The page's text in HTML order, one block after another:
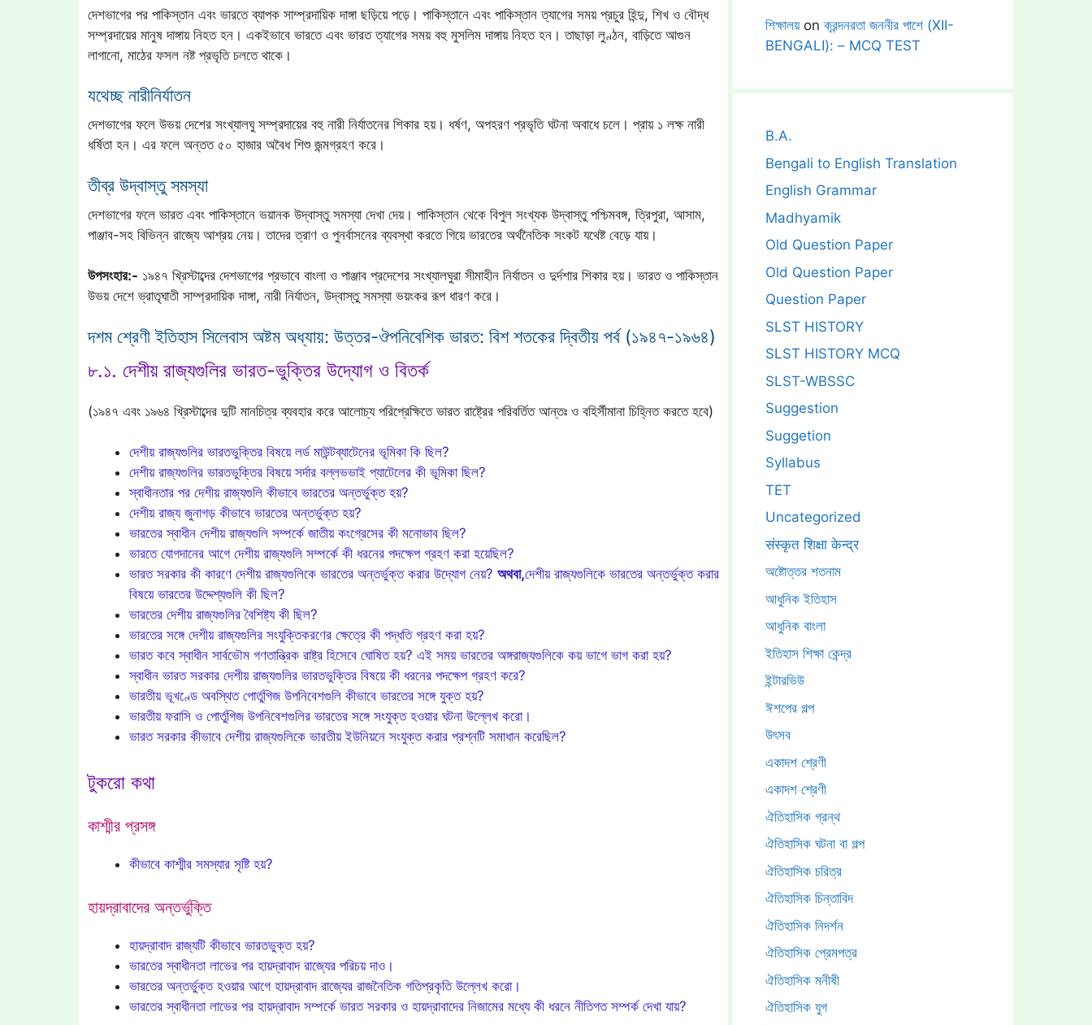
দেশভাগের পর পাকিস্তান এবং ভারতে ব্যাপক সাম্প্রদায়িক দাঙ্গা ছড়িয়ে পড়ে। পাকিস্তানে এবং পাকিস্তান ত্যাগের সময় প্রচুর হিন্দু, শিখ ও বৌদ্ধ
সম্প্রদায়ের মানুষ দাঙ্গায় নিহত হন। একইভাবে ভারতে এবং ভারত ত্যাগের সময় বহু মুসলিম দাঙ্গায় নিহত হন। তাছাড়া লুণ্ঠন, বাড়িতে আগুন
লাগানো, মাঠের ফসল নষ্ট প্রভৃতি চলতে থাকে।
যথেচ্ছ নারীনির্যাতন
দেশভাগের ফলে উভয় দেশের সংখ্যালঘু সম্প্রদায়ের বহু নারী নির্যাতনের শিকার হয়। ধর্ষণ, অপহরণ প্রভৃতি ঘটনা অবাধে চলে। প্রায় ১ লক্ষ নারী
ধর্ষিতা হন। এর ফলে অন্তত ৫০ হাজার অবৈধ শিশু জন্মগ্রহণ করে।
তীব্র উদ্‌বাস্তু সমস্যা
দেশভাগের ফলে ভারত এবং পাকিস্তানে ভয়ানক উদ্বাস্তু সমস্যা দেখা দেয়। পাকিস্তান থেকে বিপুল সংখ্যক উদ্বাস্তু পশ্চিমবঙ্গ, ত্রিপুরা, আসাম,
পাঞ্জাব-সহ বিভিন্ন রাজ্যে আশ্রয় নেয়। তাদের ত্রাণ ও পুনর্বাসনের ব্যবস্থা করতে গিয়ে ভারতের অর্থনৈতিক সংকট যথেষ্ট বেড়ে যায়।
উপসংহার:- ১৯৪৭ খ্রিস্টাব্দের দেশভাগের প্রভাবে বাংলা ও পাঞ্জাব প্রদেশের সংখ্যালঘুরা সীমাহীন নির্যাতন ও দুর্দশার শিকার হয়। ভারত ও পাকিস্তান
উভয় দেশে ভ্রাতৃঘাতী সাম্প্রদায়িক দাঙ্গা, নারী নির্যাতন, উদ্বাস্তু সমস্যা ভয়ংকর রূপ ধারণ করে।
দশম শ্রেণী ইতিহাস সিলেবাস অষ্টম অধ্যায়: উত্তর-ঔপনিবেশিক ভারত: বিশ শতকের দ্বিতীয় পর্ব (১৯৪৭-১৯৬৪)
৮.১. দেশীয় রাজ্যগুলির ভারত-ভুক্তির উদ্যোগ ও বিতর্ক
(১৯৪৭ এবং ১৯৬৪ খ্রিস্টাব্দের দুটি মানচিত্র ব্যবহার করে আলোচ্য পরিপ্রেক্ষিতে ভারত রাষ্ট্রের পরিবর্তিত আন্তঃ ও বহির্সীমানা চিহ্নিত করতে হবে)
দেশীয় রাজ্যগুলির ভারতভুক্তির বিষয়ে লর্ড মাউন্টব্যাটেনের ভূমিকা কি ছিল?
দেশীয় রাজ্যগুলির ভারতভুক্তির বিষয়ে সর্দার বল্লভভাই প্যাটেলের কী ভূমিকা ছিল?
স্বাধীনতার পর দেশীয় রাজ্যগুলি কীভাবে ভারতের অন্তর্ভুক্ত হয়?
দেশীয় রাজ্য জুনাগড় কীভাবে ভারতের অন্তর্ভুক্ত হয়?
ভারতের স্বাধীন দেশীয় রাজ্যগুলি সম্পর্কে জাতীয় কংগ্রেসের কী মনোভাব ছিল?
ভারতে যোগদানের আগে দেশীয় রাজ্যগুলি সম্পর্কে কী ধরনের পদক্ষেপ গ্রহণ করা হয়েছিল?
ভারত সরকার কী কারণে দেশীয় রাজ্যগুলিকে ভারতের অন্তর্ভুক্ত করার উদ্যোগ নেয়? অথবা,দেশীয় রাজ্যগুলিকে ভারতের অন্তর্ভুক্ত করার
বিষয়ে ভারতের উদ্দেশ্যগুলি কী ছিল?
ভারতের দেশীয় রাজ্যগুলির বৈশিষ্ট্য কী ছিল?
ভারতের সঙ্গে দেশীয় রাজ্যগুলির সংযুক্তিকরণের ক্ষেত্রে কী পদ্ধতি গ্রহণ করা হয়?
ভারত কবে স্বাধীন সার্বভৌম গণতান্ত্রিক রাষ্ট্র হিসেবে ঘোষিত হয়? এই সময় ভারতের অঙ্গরাজ্যগুলিকে কয় ভাগে ভাগ করা হয়?
স্বাধীন ভারত সরকার দেশীয় রাজ্যগুলির ভারতভুক্তির বিষয়ে কী ধরনের পদক্ষেপ গ্রহণ করে?
ভারতীয় ভূখণ্ডে অবস্থিত পোর্তুগিজ উপনিবেশগুলি কীভাবে ভারতের সঙ্গে যুক্ত হয়?
ভারতীয় ফরাসি ও পোর্তুগিজ উপনিবেশগুলির ভারতের সঙ্গে সংযুক্ত হওয়ার ঘটনা উল্লেখ করো।
ভারত সরকার কীভাবে দেশীয় রাজ্যগুলিকে ভারতীয় ইউনিয়নে সংযুক্ত করার প্রশ্নটি সমাধান করেছিল?
টুকরো কথা
কাশ্মীর প্রসঙ্গ
কীভাবে কাশ্মীর সমস্যার সৃষ্টি হয়?
হায়দ্রাবাদের অন্তর্ভুক্তি
হায়দ্রাবাদ রাজ্যটি কীভাবে ভারতভুক্ত হয়?
ভারতের স্বাধীনতা লাভের পর হায়দ্রাবাদ রাজ্যের পরিচয় দাও।
ভারতের অন্তর্ভুক্ত হওয়ার আগে হায়দ্রাবাদ রাজ্যের রাজনৈতিক গতিপ্রকৃতি উল্লেখ করো।
ভারতের স্বাধীনতা লাভের পর হায়দ্রাবাদ সম্পর্কে ভারত সরকার ও হায়দ্রাবাদের নিজামের মধ্যে কী ধরনে নীতিগত সম্পর্ক দেখা যায়?
শিক্ষালয়onক্রন্দনরতা জননীর পাশে (XII-
BENGALI): – MCQ TEST
B.A.
Bengali to English Translation
English Grammar
Madhyamik
Old Question Paper
Old Question Paper
Question Paper
SLST HISTORY
SLST HISTORY MCQ
SLST-WBSSC
Suggestion
Suggetion
Syllabus
TET
Uncategorized
संस्कृत शिक्षा केन्द्र
অষ্টোত্তর শতনাম
আধুনিক ইতিহাস
আধুনিক বাংলা
ইতিহাস শিক্ষা কেন্দ্র
ইন্টারভিউ
ঈশপের গল্প
উৎসব
একাদশ শ্রেণী
একাদশ শ্রেণী
ঐতিহাসিক গ্রন্থ
ঐতিহাসিক ঘটনা বা গল্প
ঐতিহাসিক চরিত্র
ঐতিহাসিক চিন্তাবিদ
ঐতিহাসিক নিদর্শন
ঐতিহাসিক প্রেমপত্র
ঐতিহাসিক মনীষী
ঐতিহাসিক যুগ